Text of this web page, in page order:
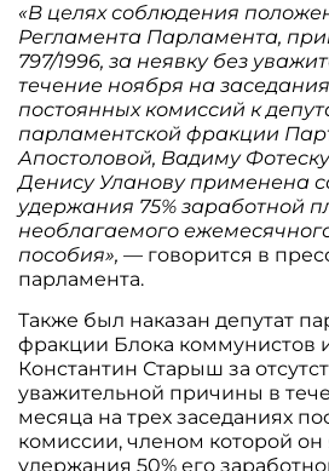
«В целях соблюдения
Регламента Парламента,
797/1996, за неявку без
течение ноября на
постоянных комиссий к
парламентской фракции
Апостоловой, Вадиму
Денису Уланову применена
удержания 75% заработной
необлагаемого
пособия», — говорится в
парламента.
Также был наказан депутат
фракции Блока коммунистов
Константин Старыш за
уважительной причины в
месяца на трех заседаниях
комиссии, членом которой он
удержания 50% его